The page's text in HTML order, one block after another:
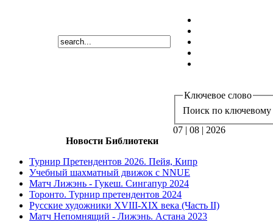
Ключевое слово
Поиск по ключевому
07 | 08 | 2026
Новости Библиотеки
Турнир Претендентов 2026. Пейя, Кипр
Учебный шахматный движок с NNUE
Матч Лижэнь - Гукеш. Сингапур 2024
Торонто. Турнир претендентов 2024
Русские художники XVIII-XIX века (Часть II)
Матч Непомнящий - Лижэнь. Астана 2023